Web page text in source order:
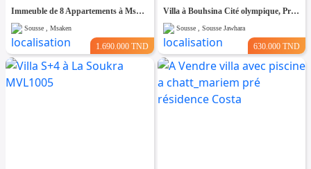
Immeuble de 8 Appartements à Msaken Nouvelle Construction
Sousse , Msaken
1.690.000 TND
Villa à Bouhsina Cité olympique, Proche de toutes Commodités
Sousse , Sousse Jawhara
630.000 TND